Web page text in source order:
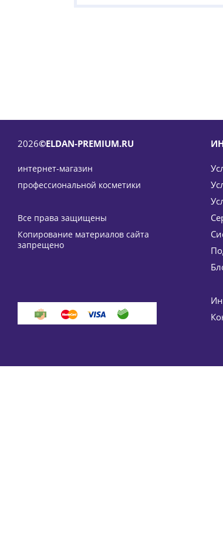
Азуленовая сыворотка Azulene essence
5 265
руб.
2026©ELDAN-PREMIUM.RU
интернет-магазин
профессиональной косметики
Все права защищены
Копирование материалов сайта
запрещено